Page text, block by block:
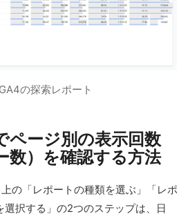
の探索レポート
ページ別の表示回数
数）を確認する方法
の「レポートの種類を選ぶ」「レポ
選択する」の2つのステップは、日